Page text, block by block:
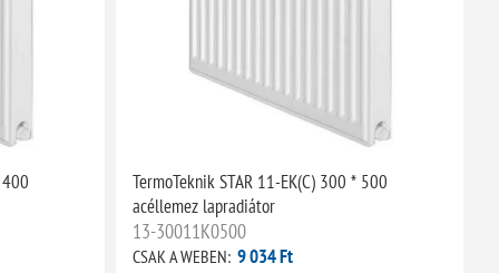
TermoTeknik STAR 11-EK(C) 300 * 500
acéllemez lapradiátor
13-30011K0500
CSAK A WEBEN: 9 034 Ft